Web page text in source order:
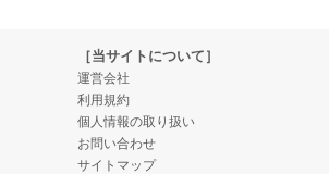
［当サイトについて］
運営会社
利用規約
個人情報の取り扱い
お問い合わせ
サイトマップ